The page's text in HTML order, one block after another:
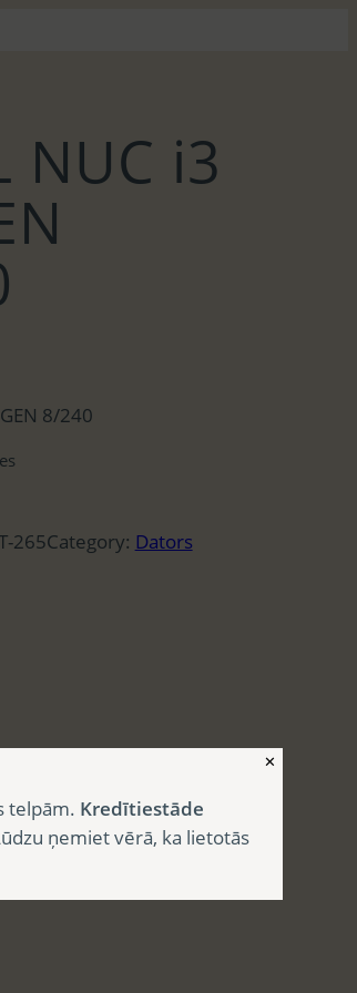
NUC i3
8/240
265Category: Dators
✕
telpām. Kredītiestāde
ņemiet vērā, ka lietotās